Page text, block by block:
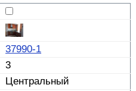
37990-1
3
Центральный